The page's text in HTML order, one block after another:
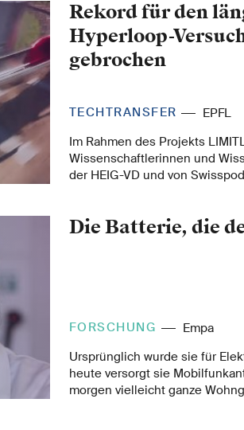
Rekord für den
Hyperloop-
gebrochen
TECHTRANSFER
EPFL
Im Rahmen des Projekts
Wissenschaftlerinnen und
der HEIG-VD und von
Die Batterie, die
FORSCHUNG
Empa
Ursprünglich wurde sie für
heute versorgt sie
morgen vielleicht ganze